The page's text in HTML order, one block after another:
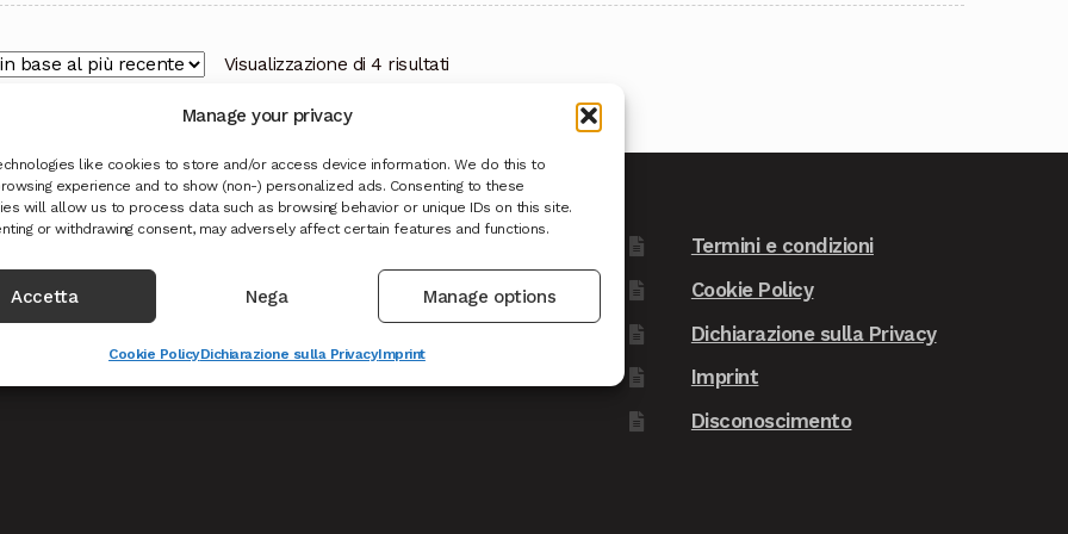
Manage your privacy
like cookies to store and/or access device information. We do this to
experience and to show (non-) personalized ads. Consenting to these
will allow us to process data such as browsing behavior or unique IDs on this site.
or withdrawing consent, may adversely affect certain features and functions.
Accetta Nega Manage options
Cookie PolicyDichiarazione sulla PrivacyImprint
Visualizzazione di 4 risultatiOrdina
più
recente
reso o recesso
Termini e condizioni
Cookie Policy
Dichiarazione sulla Privacy
Imprint
Disconoscimento